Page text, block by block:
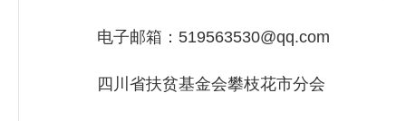
电子邮箱：519563530@qq.com
四川省扶贫基金会攀枝花市分会